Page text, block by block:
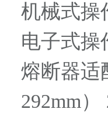
机械式操
电子式操
熔断器适
292mm）